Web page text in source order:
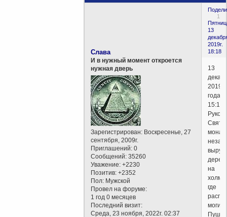
1
13
2019г.
18:18
Слава
И в нужный момент откроется
нужная дверь
Зарегистрирован: Воскресенье, 27
сентября, 2009г.
Приглашений: 0
Сообщений: 35260
Уважение: +2230
Позитив: +2352
Пол: Мужской
Провел на форуме:
1 год 0 месяцев
Последний визит:
Среда, 23 ноября, 2022г. 02:37
13
2019
года,
15:15
на
холме,
где